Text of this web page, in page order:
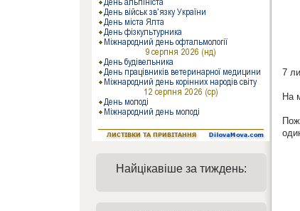
7
На
Найцікавіше за тиждень: